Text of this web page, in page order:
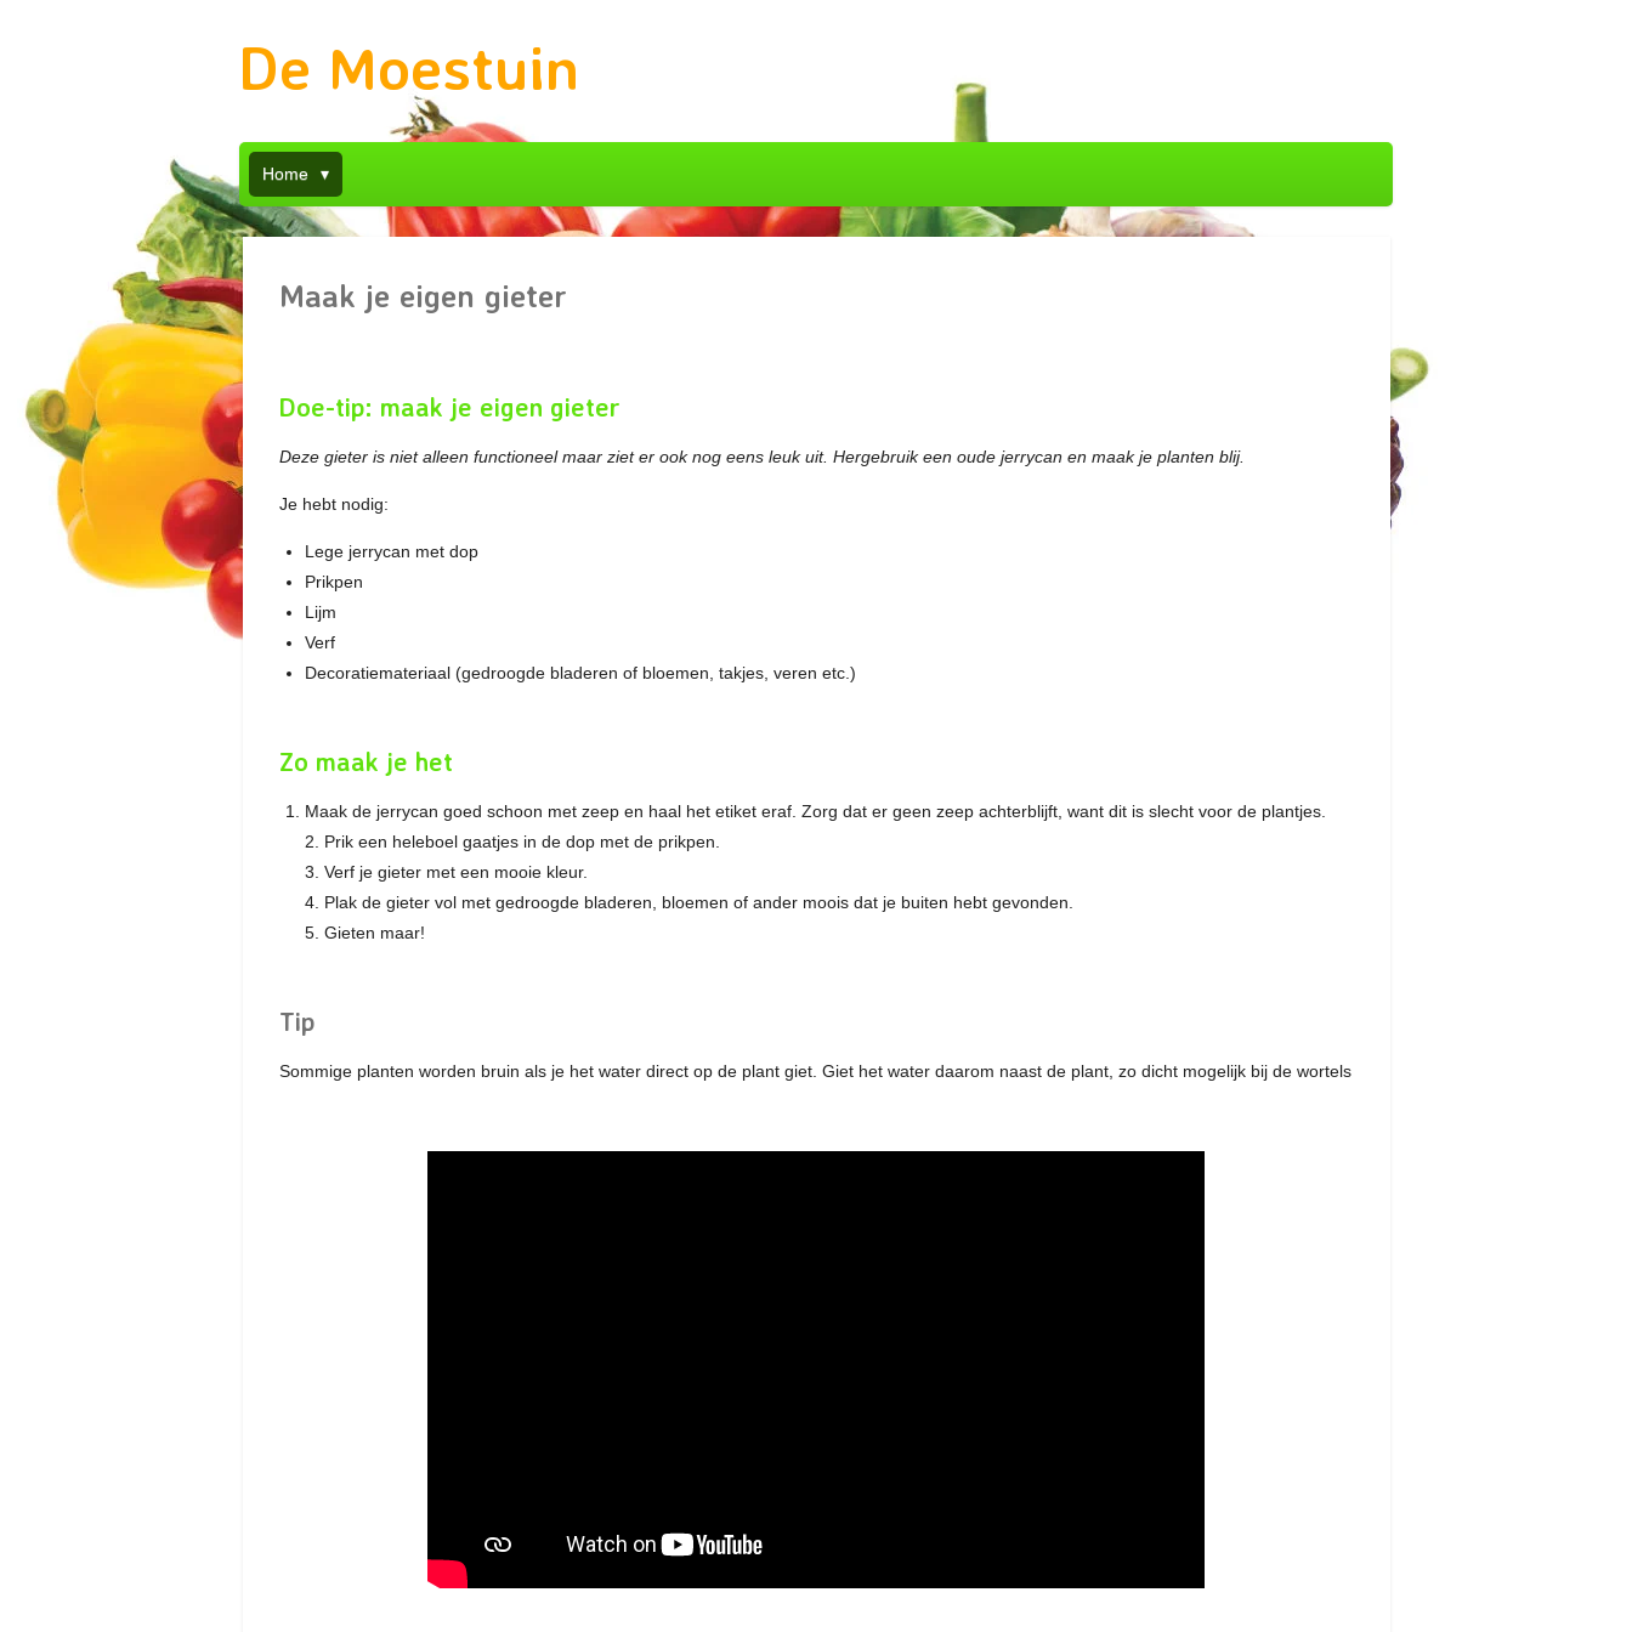
De Moestuin
Home
Maak je eigen gieter
Doe-tip: maak je eigen gieter
Deze gieter is niet alleen functioneel maar ziet er ook nog eens leuk uit. Hergebruik een oude jerrycan en maak je planten blij.
Je hebt nodig:
Lege jerrycan met dop
Prikpen
Lijm
Verf
Decoratiemateriaal (gedroogde bladeren of bloemen, takjes, veren etc.)
Zo maak je het
Maak de jerrycan goed schoon met zeep en haal het etiket eraf. Zorg dat er geen zeep achterblijft, want dit is slecht voor de plantjes.
2. Prik een heleboel gaatjes in de dop met de prikpen.
3. Verf je gieter met een mooie kleur.
4. Plak de gieter vol met gedroogde bladeren, bloemen of ander moois dat je buiten hebt gevonden.
5. Gieten maar!
Tip
Sommige planten worden bruin als je het water direct op de plant giet. Giet het water daarom naast de plant, zo dicht mogelijk bij de wortels